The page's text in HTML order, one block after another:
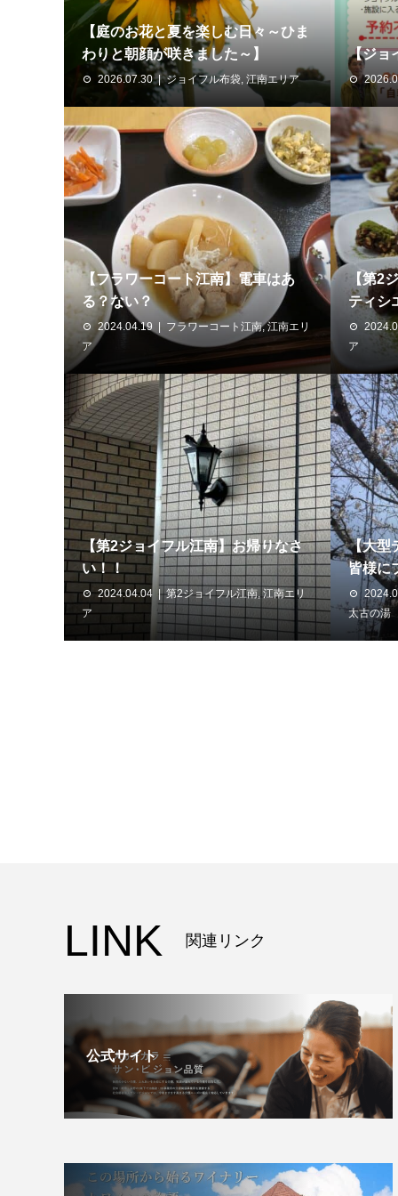
【庭のお花と夏を楽しむ日々～ひま
わりと朝顔が咲きました～】
2026.07.30 ジョイフル布袋, 江南エリア
【ジョ
【フラワーコート江南】電車はあ
る？ない？
2024.04.19 フラワーコート江南,江南エリ
ア
【第2
ティシ
ア
【第2ジョイフル江南】お帰りなさ
い！！
2024.04.04 第2ジョイフル江南,江南エリ
ア
【大型
皆様に
太古の湯
LINK 関連リンク
公式サイト